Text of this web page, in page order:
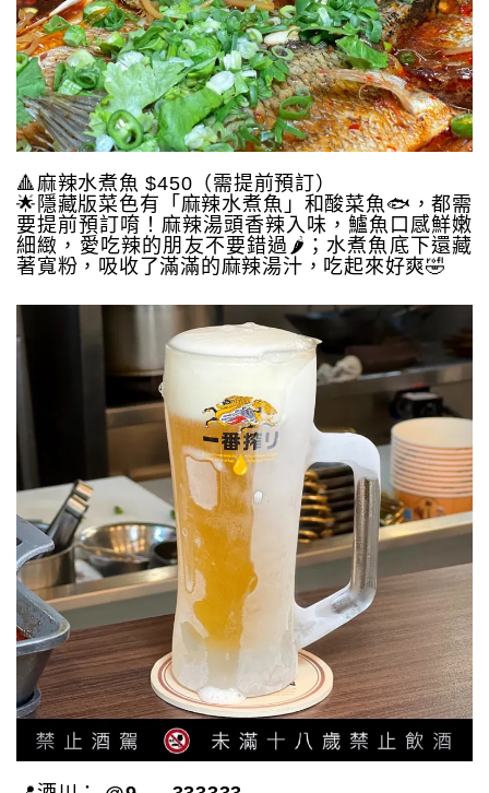
🔺麻辣水煮魚 $450（需提前預訂）
🌟隱藏版菜色有「麻辣水煮魚」和酸菜魚🐟，都需
要提前預訂唷！麻辣湯頭香辣入味，鱸魚口感鮮嫩
細緻，愛吃辣的朋友不要錯過🌶️；水煮魚底下還藏
著寬粉，吸收了滿滿的麻辣湯汁，吃起來好爽🤣